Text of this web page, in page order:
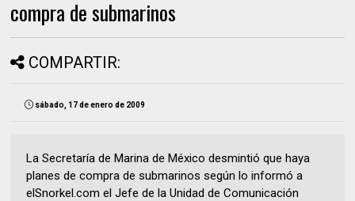
compra de submarinos
COMPARTIR:
sábado, 17 de enero de 2009
La Secretaría de Marina de México desmintió que haya
planes de compra de submarinos según lo informó a
elSnorkel.com el Jefe de la Unidad de Comunicación